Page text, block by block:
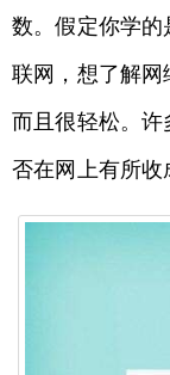
数。假定你学
联网，想了解
而且很轻松。
否在网上有所收